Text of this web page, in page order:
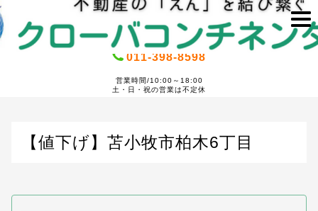
011-398-8598
営業時間/10:00～18:00
土・日・祝の営業は不定休
【値下げ】苫小牧市柏木6丁目